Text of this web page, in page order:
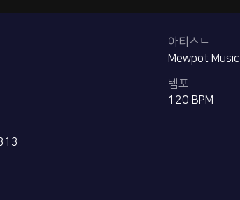
아티스트
Mewpot Music
템포
120 BPM